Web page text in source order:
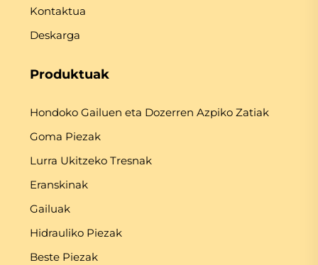
Kontaktua
Deskarga
Produktuak
Hondoko Gailuen eta Dozerren Azpiko Zatiak
Goma Piezak
Lurra Ukitzeko Tresnak
Eranskinak
Gailuak
Hidrauliko Piezak
Beste Piezak